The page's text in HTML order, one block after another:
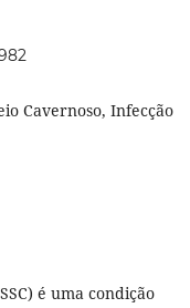
Cavernoso, Infecção
é uma condição